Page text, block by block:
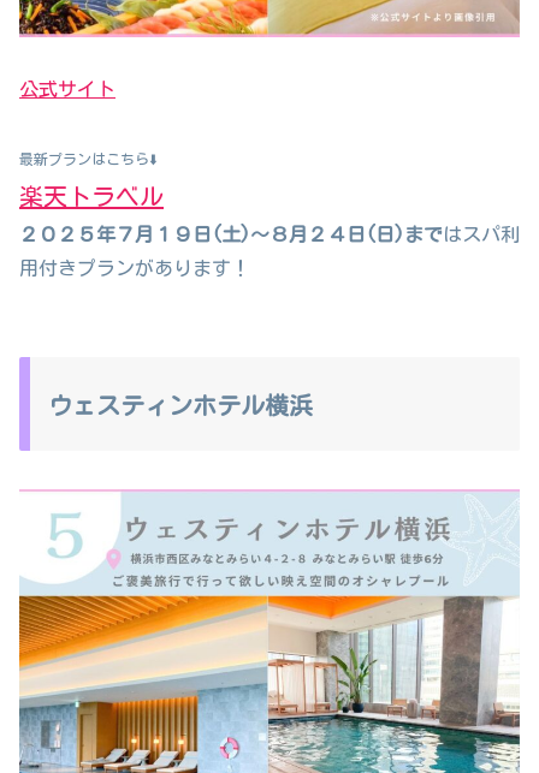
公式サイト
最新プランはこちら⬇️
楽天トラベル
２０２５年７月１９日(土)～８月２４日(日)まではスパ利
用付きプランがあります！
ウェスティンホテル横浜